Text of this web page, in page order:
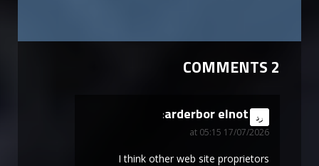
2 COMMENTS
arderbor elnot
says:
17/07/2026 at 05:15
رد
I think other web site proprietors